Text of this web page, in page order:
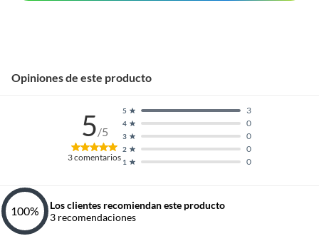
Opiniones de este producto
5/5
3comentarios 1 0
2 0
3 0
4 0
5 3
100%
Los clientes recomiendan este producto
3 recomendaciones